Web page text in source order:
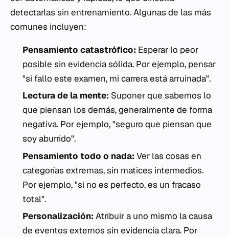
detectarlas sin entrenamiento. Algunas de las más
comunes incluyen:
Pensamiento catastrófico: Esperar lo peor
posible sin evidencia sólida. Por ejemplo, pensar
"si fallo este examen, mi carrera está arruinada".
Lectura de la mente: Suponer que sabemos lo
que piensan los demás, generalmente de forma
negativa. Por ejemplo, "seguro que piensan que
soy aburrido".
Pensamiento todo o nada: Ver las cosas en
categorías extremas, sin matices intermedios.
Por ejemplo, "si no es perfecto, es un fracaso
total".
Personalización: Atribuir a uno mismo la causa
de eventos externos sin evidencia clara. Por